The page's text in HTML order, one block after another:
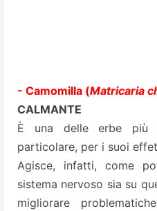
- Camomilla (Matricaria
CALMANTE
È una delle erbe più
particolare, per i suoi
Agisce, infatti, come
sistema nervoso sia su
migliorare